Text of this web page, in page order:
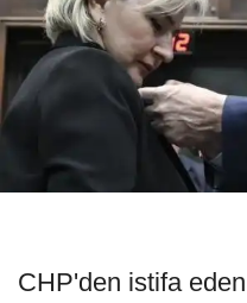
CHP'den istifa